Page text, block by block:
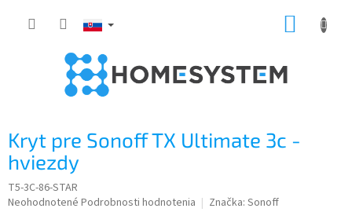
Kryt pre Sonoff TX Ultimate 3c -
hviezdy
T5-3C-86-STAR
Priemerné
Neohodnotené Podrobnosti hodnotenia Značka: Sonoff